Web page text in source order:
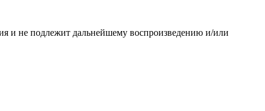
и не подлежит дальнейшему воспроизведению и/или